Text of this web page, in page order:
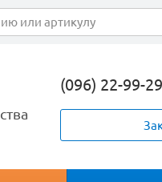
(096) 22-99-